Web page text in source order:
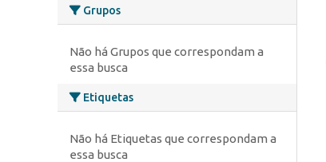
Grupos
Não há Grupos que correspondam a
essa busca
Etiquetas
Não há Etiquetas que correspondam a
essa busca